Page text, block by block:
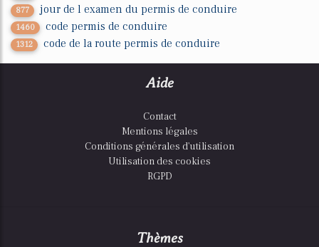
877 jour de l examen du permis de conduire
1460 code permis de conduire
1312 code de la route permis de conduire
Aide
Contact
Mentions légales
Conditions générales d'utilisation
Utilisation des cookies
RGPD
Thèmes